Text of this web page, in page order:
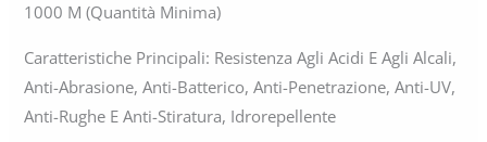
1000 M (quantità Minima)
Caratteristiche Principali: Resistenza Agli Acidi E Agli Alcali,
Anti-Abrasione, Anti-Batterico, Anti-Penetrazione, Anti-UV,
Anti-Rughe E Anti-Stiratura, Idrorepellente